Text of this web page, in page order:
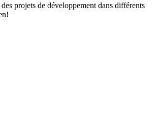
projets de développement dans différents